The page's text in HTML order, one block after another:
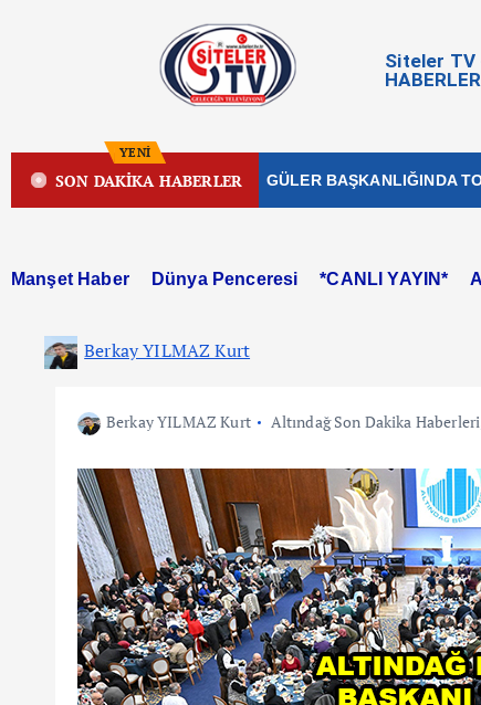
Siteler TV
HABERLER
YENİ
SON DAKİKA HABERLER
MECLİSİ HALDUN GÜLER BAŞKANLIĞINDA TOPLANDI
Manşet Haber Dünya Penceresi *CANLI YAYIN*
Berkay YILMAZ Kurt
Berkay YILMAZ Kurt Altındağ Son Dakika Haberleri